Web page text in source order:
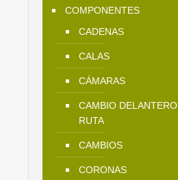
COMPONENTES
CADENAS
CALAS
CÁMARAS
CAMBIO DELANTERO
RUTA
CAMBIOS
CORONAS